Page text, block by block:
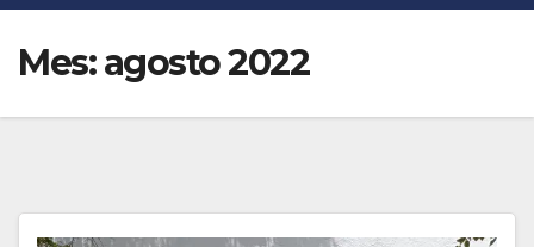
Mes:agosto 2022